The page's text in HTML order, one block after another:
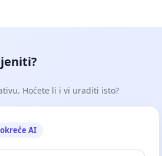
Hoćete li i vi uraditi isto?
AI